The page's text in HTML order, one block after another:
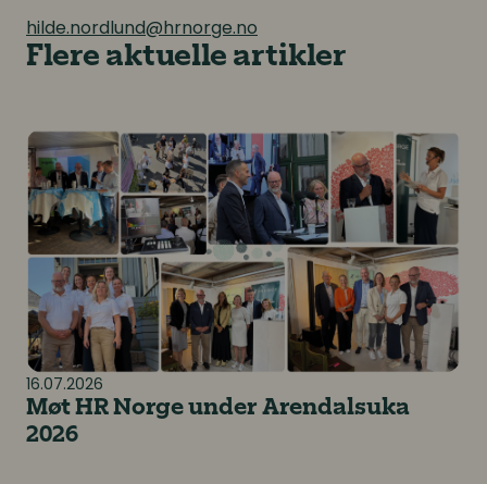
hilde.nordlund@hrnorge.no
Flere aktuelle artikler
16.07.2026
Møt HR Norge under Arendalsuka
2026
Møt HR Norge under Arendalsuka 2026